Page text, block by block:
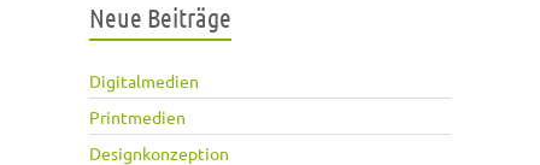
Neue Beiträge
Digitalmedien
Printmedien
Designkonzeption